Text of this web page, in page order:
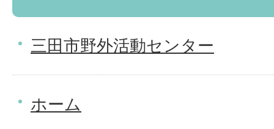
三田市野外活動センター
ホーム